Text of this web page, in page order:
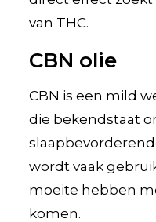
van THC.
CBN olie
CBN is een mild
die bekendstaat
wordt vaak
moeite hebben
komen.